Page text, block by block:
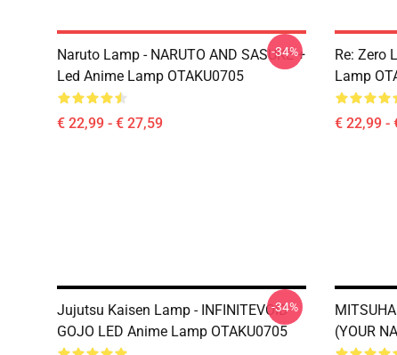
Naruto Lamp - NARUTO AND SASUKE +
Led Anime Lamp OTAKU0705
€ 22,99 - € 27,59
-34%
Re: Zero
Lamp
€ 22,99 -
Jujutsu Kaisen Lamp - INFINITEVOID
GOJO LED Anime Lamp OTAKU0705
-34%
(YOUR